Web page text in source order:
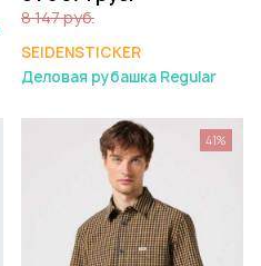
8 147 руб.
SEIDENSTICKER
Деловая рубашка Regular
41%